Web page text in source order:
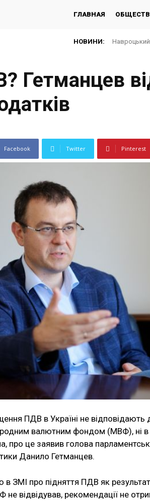
ГЛАВНАЯ
НОВИНИ: Навроцький
Гетманцев
Facebook Twitter Pinterest
ПДВ в Україні не відповідають
валютним фондом (МВФ), ні в
про це заявив голова
Данило Гетманцев.
в ЗМІ про підняття ПДВ як
відвідував, рекомендації не